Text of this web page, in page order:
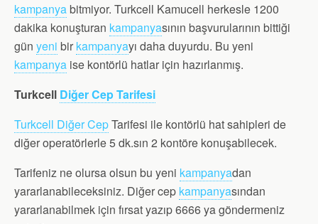
kampanyabitmiyor. Turkcell Kamucell herkesle 1200
dakika konuşturan kampanyasının başvurularının bittiği
gün yeni bir kampanyayı daha duyurdu. Bu yeni
kampanya ise kontörlü hatlar için hazırlanmış.
Turkcell Diğer Cep Tarifesi
Turkcell Diğer CepTarifesi ile kontörlü hat sahipleri de
diğer operatörlerle 5 dk.sın 2 kontöre konuşabilecek.
Tarifeniz ne olursa olsun bu yeni kampanyadan
yararlanabileceksiniz. Diğer cep kampanyasından
yararlanabilmek için fırsat yazıp 6666 ya göndermeniz